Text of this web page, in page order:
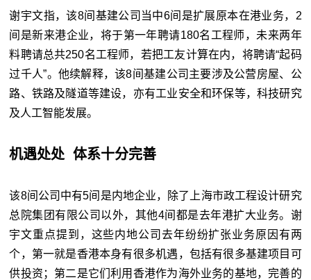
谢宇文指，该8间基建公司当中6间是扩展原本在港业务，2
间是新来港企业，将于第一年聘请180名工程师，未来两年
料聘请总共250名工程师，若把工友计算在内，将聘请“起码
过千人”。他续解释，该8间基建公司主要涉及公营房屋、公
路、铁路及隧道等建设，亦有工业安全和环保等，科技研究
及人工智能发展。
机遇处处 体系十分完善
该8间公司中有5间是内地企业，除了上海市政工程设计研究
总院集团有限公司以外，其他4间都是去年港扩大业务。谢
宇文重点提到，这些内地公司去年纷纷扩张业务原因有两
个，第一就是香港本身有很多机遇，包括有很多基建项目可
供投资；第二是它们利用香港作为海外业务的基地，完善的